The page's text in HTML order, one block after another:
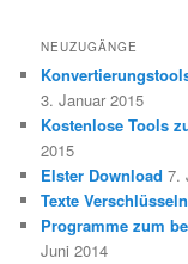
NEUZUGÄNGE
3. Januar 2015
Kostenlose Tools
2015
Elster Download 7.
Texte
Programme zum
Juni 2014